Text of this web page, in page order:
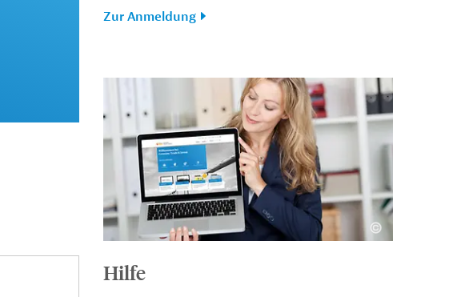
Zur Anmeldung
Hilfe